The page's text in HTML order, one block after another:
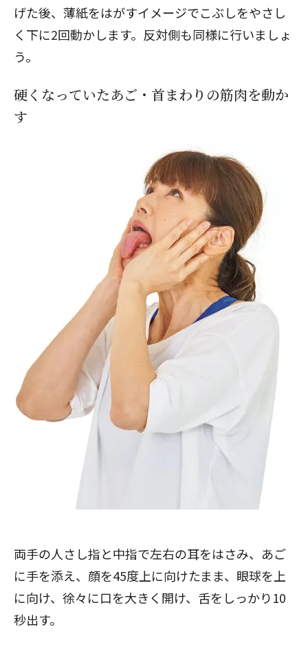
げた後、薄紙をはがすイメージでこぶしをやさし
く下に2回動かします。反対側も同様に行いましょ
う。
硬くなっていたあご・首まわりの筋肉を動か
す
両手の人さし指と中指で左右の耳をはさみ、あご
に手を添え、顔を45度上に向けたまま、眼球を上
に向け、徐々に口を大きく開け、舌をしっかり10
秒出す。